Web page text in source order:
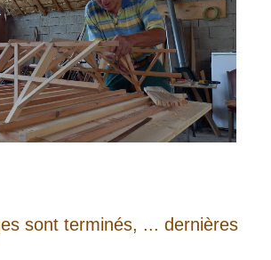
sont terminés, ... dernières